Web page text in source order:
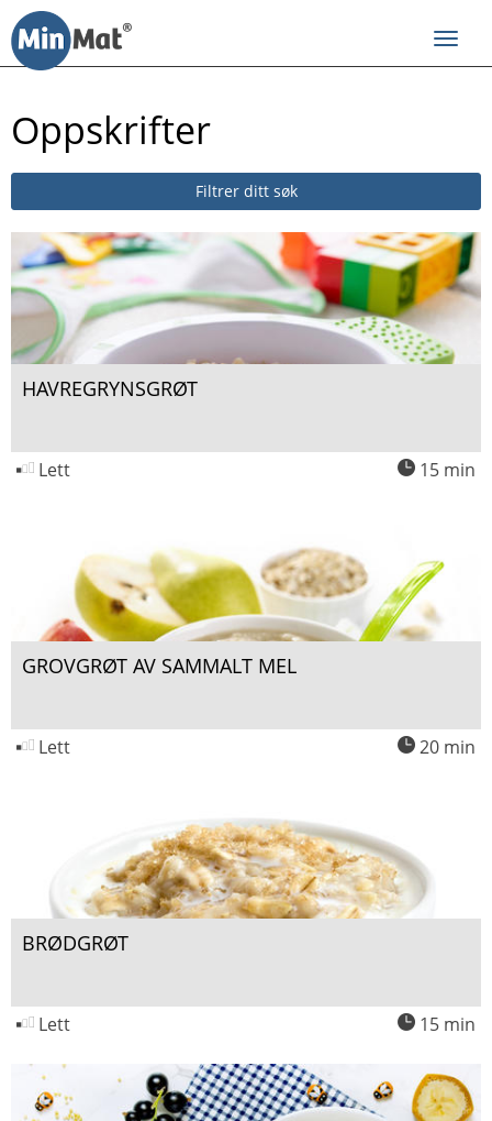
innhold
Oppskrifter
Filtrer ditt søk
HAVREGRYNSGRØT
Lett 15 min
GROVGRØT AV SAMMALT MEL
Lett 20 min
BRØDGRØT
Lett 15 min